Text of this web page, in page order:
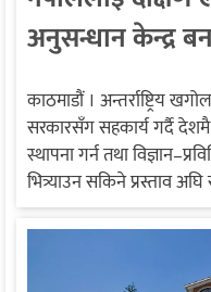
अनुसन्धान केन्द्र
काठमाडौं । अन्तर्राष्ट्रिय
सरकारसँग सहकार्य गर्दै
स्थापना गर्न तथा
भित्र्याउन सकिने प्रस्ताव